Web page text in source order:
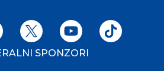
SPONZORI